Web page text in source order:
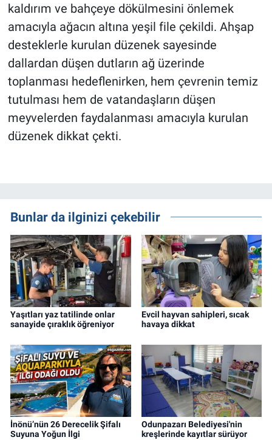
kaldırım ve bahçeye dökülmesini önlemek
amacıyla ağacın altına yeşil file çekildi. Ahşap
desteklerle kurulan düzenek sayesinde
dallardan düşen dutların ağ üzerinde
toplanması hedeflenirken, hem çevrenin temiz
tutulması hem de vatandaşların düşen
meyvelerden faydalanması amacıyla kurulan
düzenek dikkat çekti.
Bunlar da ilginizi çekebilir
Yaşıtları yaz tatilinde onlar
sanayide çıraklık öğreniyor
Evcil hayvan sahipleri, sıcak
havaya dikkat
İnönü’nün 26 Derecelik Şifalı
Suyuna Yoğun İlgi
Odunpazarı Belediyesi'nin
kreşlerinde kayıtlar sürüyor